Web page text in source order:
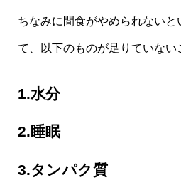
ちなみに間食がやめられないと
て、以下のものが足りていない
1.水分
2.睡眠
3.タンパク質